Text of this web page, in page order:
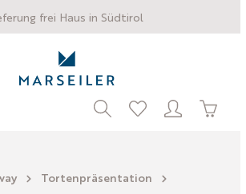
frei Haus in Südtirol
Tortenpräsentation